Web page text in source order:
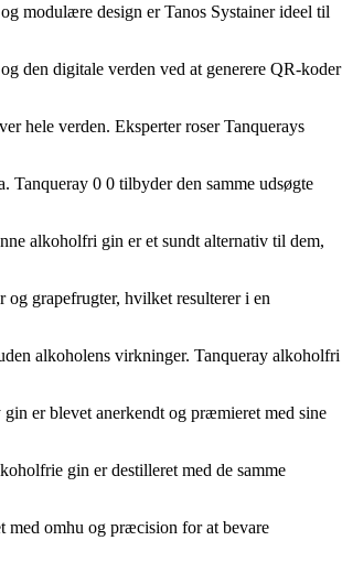
modulære design er Tanos Systainer ideel til
den digitale verden ved at generere QR-koder
hele verden. Eksperter roser Tanquerays
Tanqueray 0 0 tilbyder den samme udsøgte
alkoholfri gin er et sundt alternativ til dem,
og grapefrugter, hvilket resulterer i en
alkoholens virkninger. Tanqueray alkoholfri
er blevet anerkendt og præmieret med sine
gin er destilleret med de samme
med omhu og præcision for at bevare